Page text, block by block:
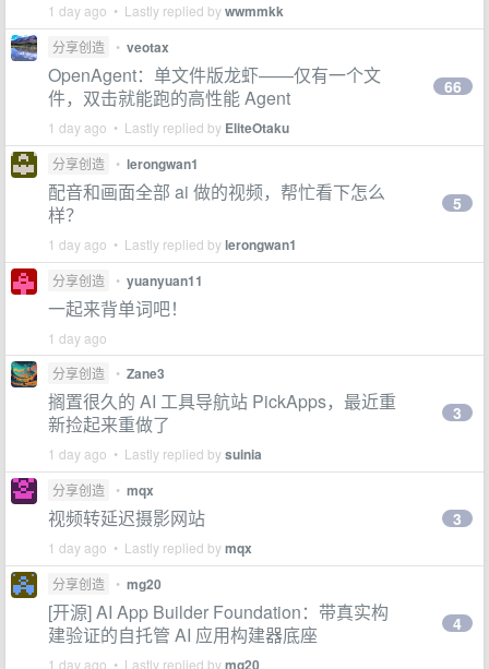
1 day ago • Lastly replied bywwmmkk
分享创造 • veotax
OpenAgent：单文件版龙虾——仅有一个文
件，双击就能跑的高性能 Agent
1 day ago • Lastly replied by EliteOtaku
66
分享创造 • lerongwan1
配音和画面全部 ai 做的视频，帮忙看下怎么
样？
1 day ago • Lastly replied bylerongwan1
5
分享创造 • yuanyuan11
一起来背单词吧！
1 day ago
分享创造
• Zane3
搁置很久的 AI 工具导航站 PickApps，最近重
新捡起来重做了
1 day ago • Lastly replied bysuinia
3
分享创造 • mqx
视频转延迟摄影网站
1 day ago • Lastly replied bymqx
3
分享创造 • mg20
[开源] AI App Builder Foundation：带真实构
建验证的自托管 AI 应用构建器底座
1 day ago • Lastly replied bymg20
4